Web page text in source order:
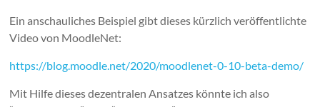
Ein anschauliches Beispiel gibt dieses kürzlich veröffentlichte
Video von MoodleNet:
https://blog.moodle.net/2020/moodlenet-0-10-beta-demo/
Mit Hilfe dieses dezentralen Ansatzes könnte ich also